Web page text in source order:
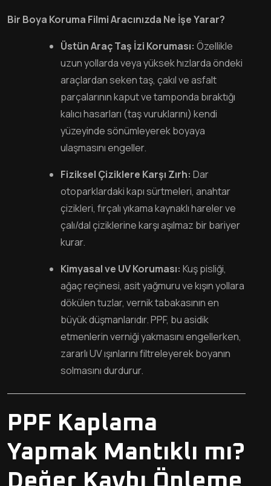
Bir Boya Koruma Filmi Aracınızda Ne İşe Yarar?
Üstün Araç Taş İzi Koruması: Özellikle
uzun yollarda veya yüksek hızlarda öndeki
araçlardan seken taş, çakıl ve asfalt
parçalarının kaput ve tamponda bıraktığı
kalıcı hasarları (taş vuruklarını) kendi
yüzeyinde sönümleyerek boyaya
ulaşmasını engeller.
Fiziksel Çiziklere Karşı Zırh: Dar
otoparklardaki kapı sürtmeleri, anahtar
çizikleri, fırçalı yıkama kaynaklı hareler ve
çalı/dal çiziklerine karşı aşılmaz bir bariyer
kurar.
Kimyasal ve UV Koruması: Kuş pisliği,
ağaç reçinesi, asit yağmuru ve kışın yollara
dökülen tuzlar, vernik tabakasının en
büyük düşmanlarıdır. PPF, bu asidik
etmenlerin verniği yakmasını engellerken,
zararlı UV ışınlarını filtreleyerek boyanın
solmasını durdurur.
PPF Kaplama
Yapmak Mantıklı mı?
Değer Kaybı Önleme